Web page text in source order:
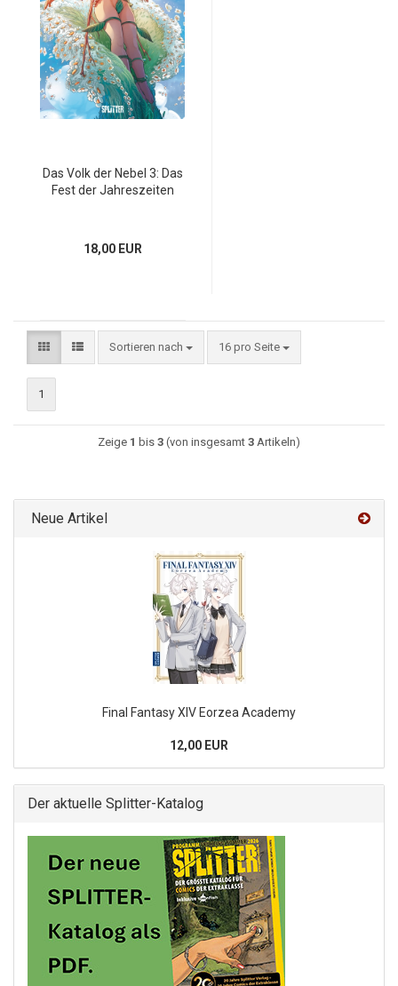
Das Volk der Nebel 3: Das
Fest der Jahreszeiten
18,00 EUR
Sortieren nach 16 pro Seite
1
Zeige 1 bis 3 (von insgesamt 3 Artikeln)
Neue Artikel
Final Fantasy XIV Eorzea Academy
12,00 EUR
Der aktuelle Splitter-Katalog